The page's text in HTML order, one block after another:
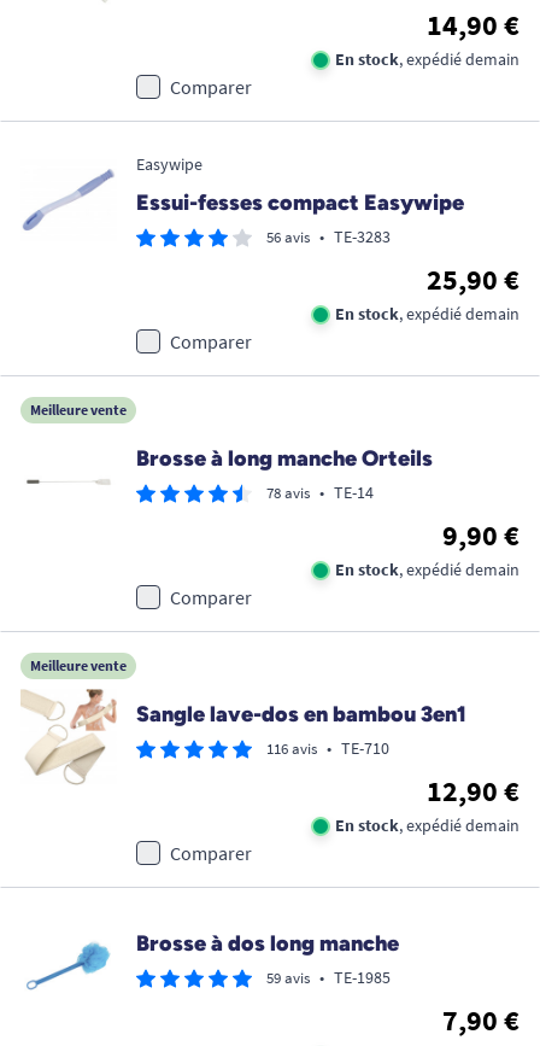
14,90 €
En stock, expédié demain
Comparer
Easywipe
Essui-fesses compact Easywipe
56 avis • TE-3283
25,90 €
En stock, expédié demain
Comparer
Meilleure vente
Brosse à long manche Orteils
78 avis • TE-14
9,90 €
En stock, expédié demain
Comparer
Meilleure vente
Sangle lave-dos en bambou 3en1
116 avis • TE-710
12,90 €
En stock, expédié demain
Comparer
Brosse à dos long manche
59 avis • TE-1985
7,90 €